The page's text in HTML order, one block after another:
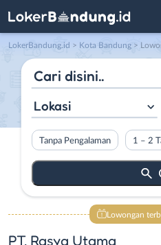
LokerBandung.id > Kota Bandung >
Lokasi
Tanpa Pengalaman 1 – 2
Lowongan
PT. Rasya Utama